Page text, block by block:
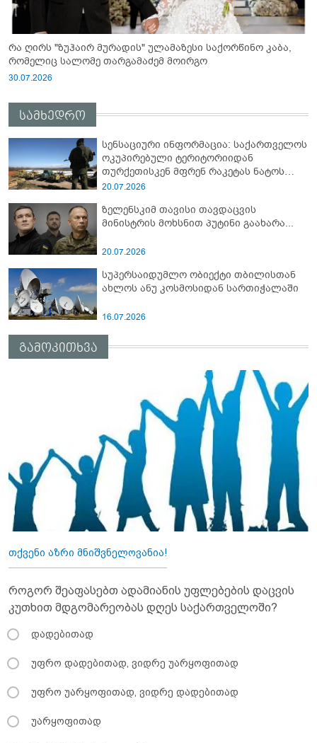
რა ღირს "ზუჰაირ მურადის" ულამაზესი საქორწინო კაბა,
რომელიც სალომე თარგამაძემ მოირგო
30.07.2026
სამხედრო
სენსაციური ინფორმაცია: საქართველოს
ოკუპირებული ტერიტორიიდან
თურქეთისკენ მფრენ რაკეტას ნატოს
სამიტი კინაღამ ჩაუშლია
20.07.2026
ზელენსკიმ თავისი თავდაცვის
მინისტრის მოხსნით პუტინი გაახარა...
20.07.2026
სუპერსაიდუმლო ობიექტი თბილისთან
ახლოს ანუ კოსმოსიდან სართიჭალაში
16.07.2026
გამოკითხვა
თქვენი აზრი მნიშვნელოვანია!
როგორ შეაფასებთ ადამიანის უფლებების დაცვის
კუთხით მდგომარეობას დღეს საქართველოში?
დადებითად
უფრო დადებითად, ვიდრე უარყოფითად
უფრო უარყოფითად, ვიდრე დადებითად
უარყოფითად